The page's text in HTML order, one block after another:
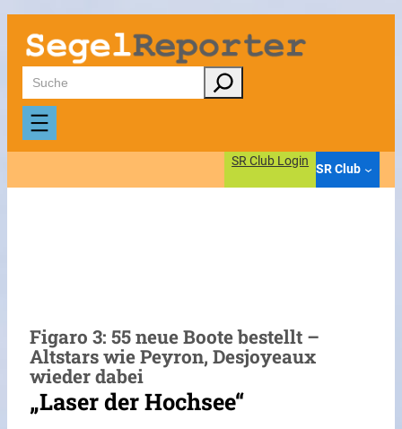
Zum
Inhalt
springen
Suchen
SR Club Login
SR Club
Figaro 3: 55 neue Boote bestellt –
Altstars wie Peyron, Desjoyeaux
wieder dabei
„Laser der Hochsee“